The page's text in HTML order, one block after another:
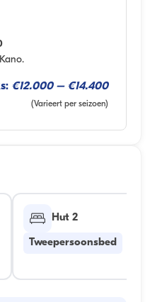
€12.000 – €14.400
(Varieert per seizoen)
Hut 2
Tweepersoonsbed